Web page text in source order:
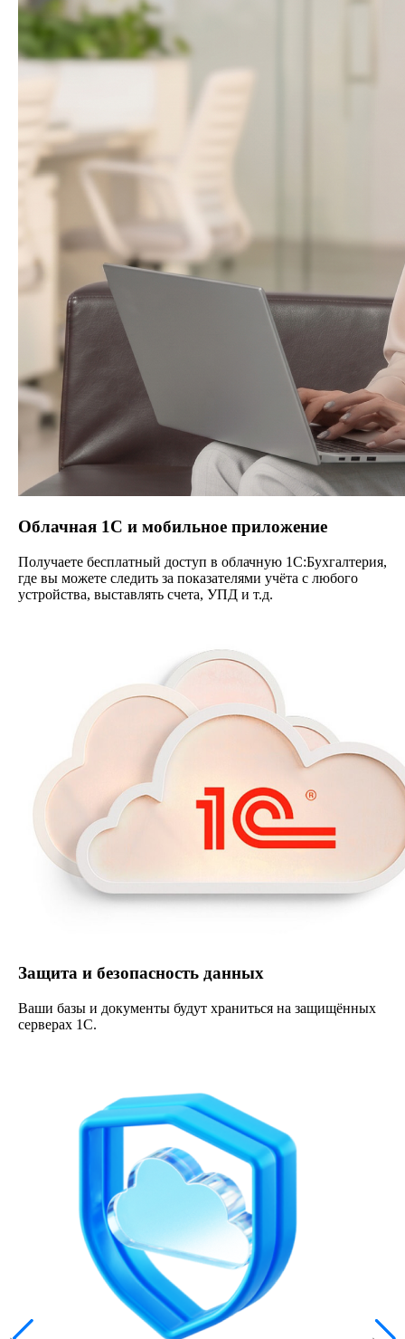
Облачная 1С и мобильное приложение
Получаете бесплатный доступ в облачную 1С:Бухгалтерия,
где вы можете следить за показателями учёта с любого
устройства, выставлять счета, УПД и т.д.
Защита и безопасность данных
Ваши базы и документы будут храниться на защищённых
серверах 1С.